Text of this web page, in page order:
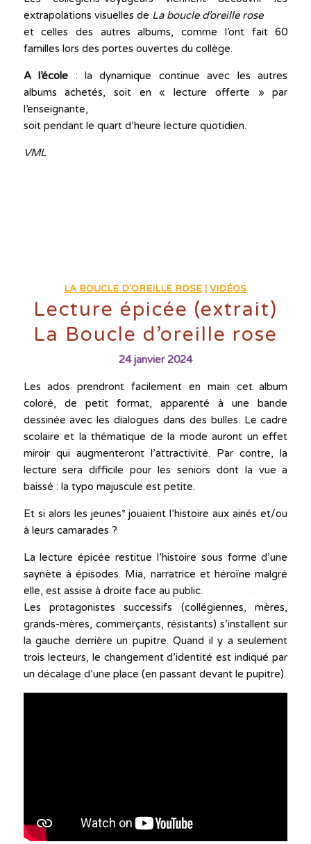
extrapolations visuelles de La boucle d’oreille rose
et celles des autres albums, comme l’ont fait 60
familles lors des portes ouvertes du collège.
A l’école : la dynamique continue avec les autres
albums achetés, soit en « lecture offerte » par
l’enseignante,
soit pendant le quart d’heure lecture quotidien.
VML
LA BOUCLE D'OREILLE ROSE |VIDÉOS
Lecture épicée (extrait)
La Boucle d’oreille rose
24 janvier 2024
Les ados prendront facilement en main cet album
coloré, de petit format, apparenté à une bande
dessinée avec les dialogues dans des bulles. Le cadre
scolaire et la thématique de la mode auront un effet
miroir qui augmenteront l’attractivité. Par contre, la
lecture sera difficile pour les seniors dont la vue a
baissé : la typo majuscule est petite.
Et si alors les jeunes* jouaient l’histoire aux ainés et/ou
à leurs camarades ?
La lecture épicée restitue l’histoire sous forme d’une
saynète à épisodes. Mia, narratrice et héroïne malgré
elle, est assise à droite face au public.
Les protagonistes successifs (collégiennes, mères,
grands-mères, commerçants, résistants) s’installent sur
la gauche derrière un pupitre. Quand il y a seulement
trois lecteurs, le changement d’identité est indiqué par
un décalage d’une place (en passant devant le pupitre).